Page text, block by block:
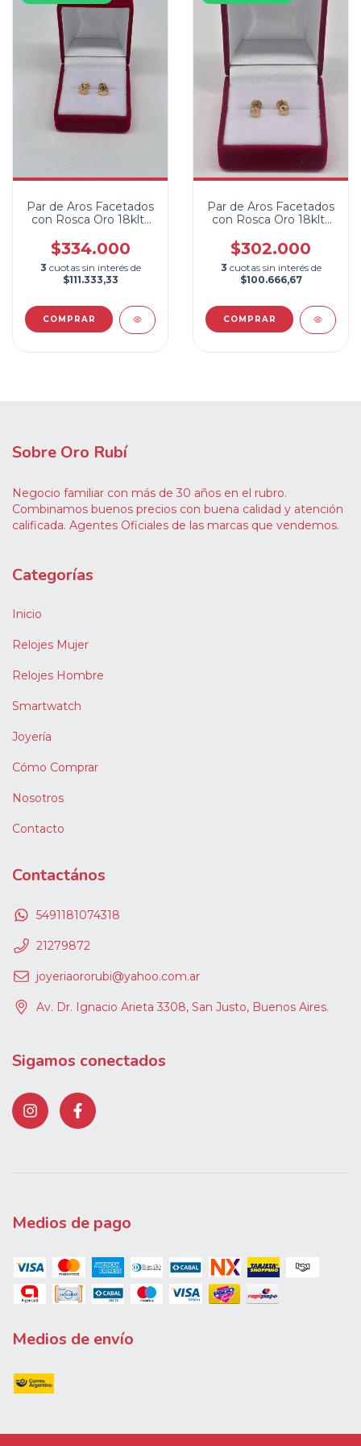
Par de Aros Facetados
con Rosca Oro 18klts
$334.000
3 cuotas sin interés de
$111.333,33
Par de Aros Facetados
con Rosca Oro 18klts
$302.000
3 cuotas sin interés de
$100.666,67
Sobre Oro Rubí
Negocio familiar con más de 30 años en el rubro.
Combinamos buenos precios con buena calidad y atención
calificada. Agentes Oficiales de las marcas que vendemos.
Categorías
Inicio
Relojes Mujer
Relojes Hombre
Smartwatch
Joyería
Cómo Comprar
Nosotros
Contacto
Contactános
5491181074318
21279872
joyeriaororubi@yahoo.com.ar
Av. Dr. Ignacio Arieta 3308, San Justo, Buenos Aires.
Sigamos conectados
Medios de pago
Medios de envío